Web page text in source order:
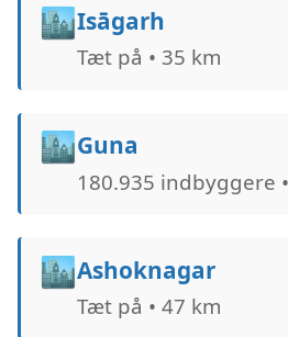
🏙️Isāgarh
Tæt på • 35 km
🏙️Guna
180.935 indbyggere
🏙️Ashoknagar
Tæt på • 47 km